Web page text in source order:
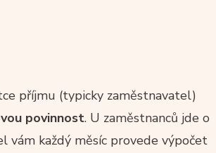
příjmu (typicky zaměstnavatel)
povinnost. U zaměstnanců jde o
vám každý měsíc provede výpočet